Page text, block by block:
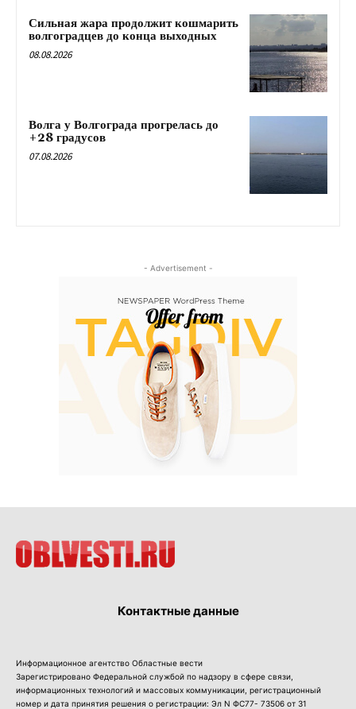
Сильная жара продолжит кошмарить
волгоградцев до конца выходных
08.08.2026
Волга у Волгограда прогрелась до
+28 градусов
07.08.2026
- Advertisement -
Контактные данные
Информационное агентство Областные вести
Зарегистрировано Федеральной службой по надзору в сфере связи,
информационных технологий и массовых коммуникации, регистрационный
номер и дата принятия решения о регистрации: Эл N ФС77- 73506 от 31